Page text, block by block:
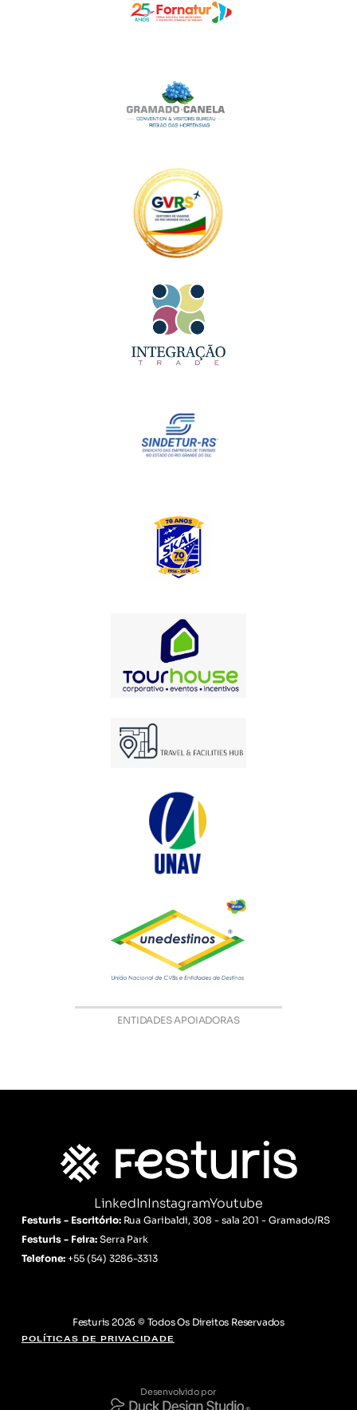
ENTIDADES APOIADORAS
LinkedInInstagramYoutube
Festuris - Escritório: Rua Garibaldi, 308 - sala 201 - Gramado/RS
Festuris - Feira: Serra Park
Telefone: +55 (54) 3286-3313
Festuris 2026 © Todos Os Direitos Reservados
POLÍTICAS DE PRIVACIDADE
Desenvolvido por